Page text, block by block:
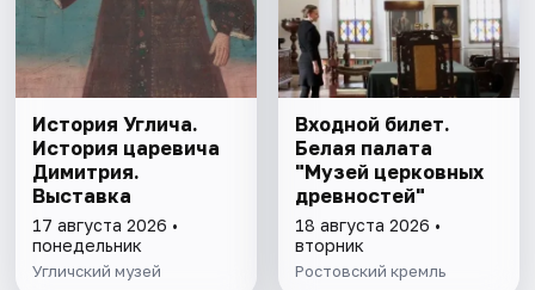
История Углича.
История царевича
Димитрия.
Выставка
17 августа 2026 •
понедельник
Угличский музей
Входной билет.
Белая палата
"Музей церковных
древностей"
18 августа 2026 •
вторник
Ростовский кремль